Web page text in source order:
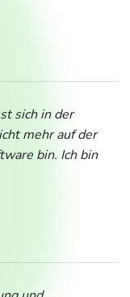
sich in der
mehr auf der
bin. Ich bin